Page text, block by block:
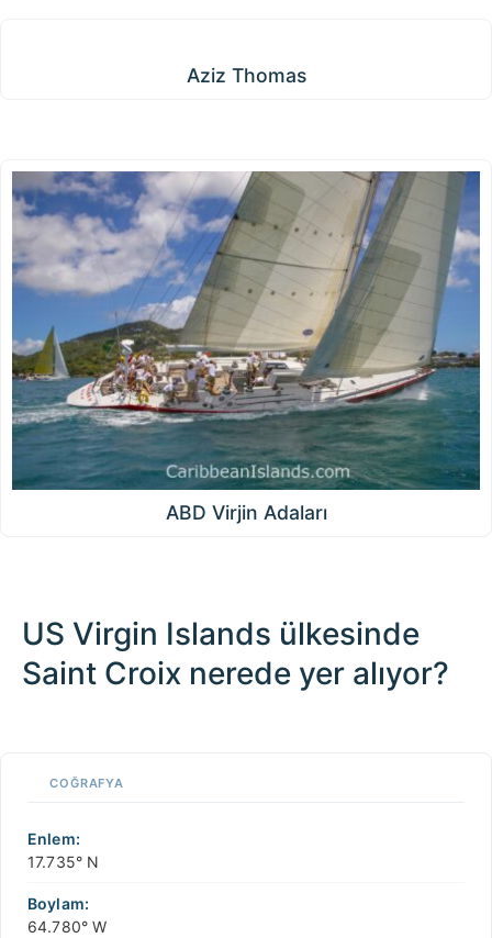
Aziz Thomas
ABD Virjin Adaları
US Virgin Islands ülkesinde
Saint Croix nerede yer alıyor?
100 km / 62.1 mi
−
COĞRAFYA
Enlem:
17.735° N
Boylam:
64.780° W